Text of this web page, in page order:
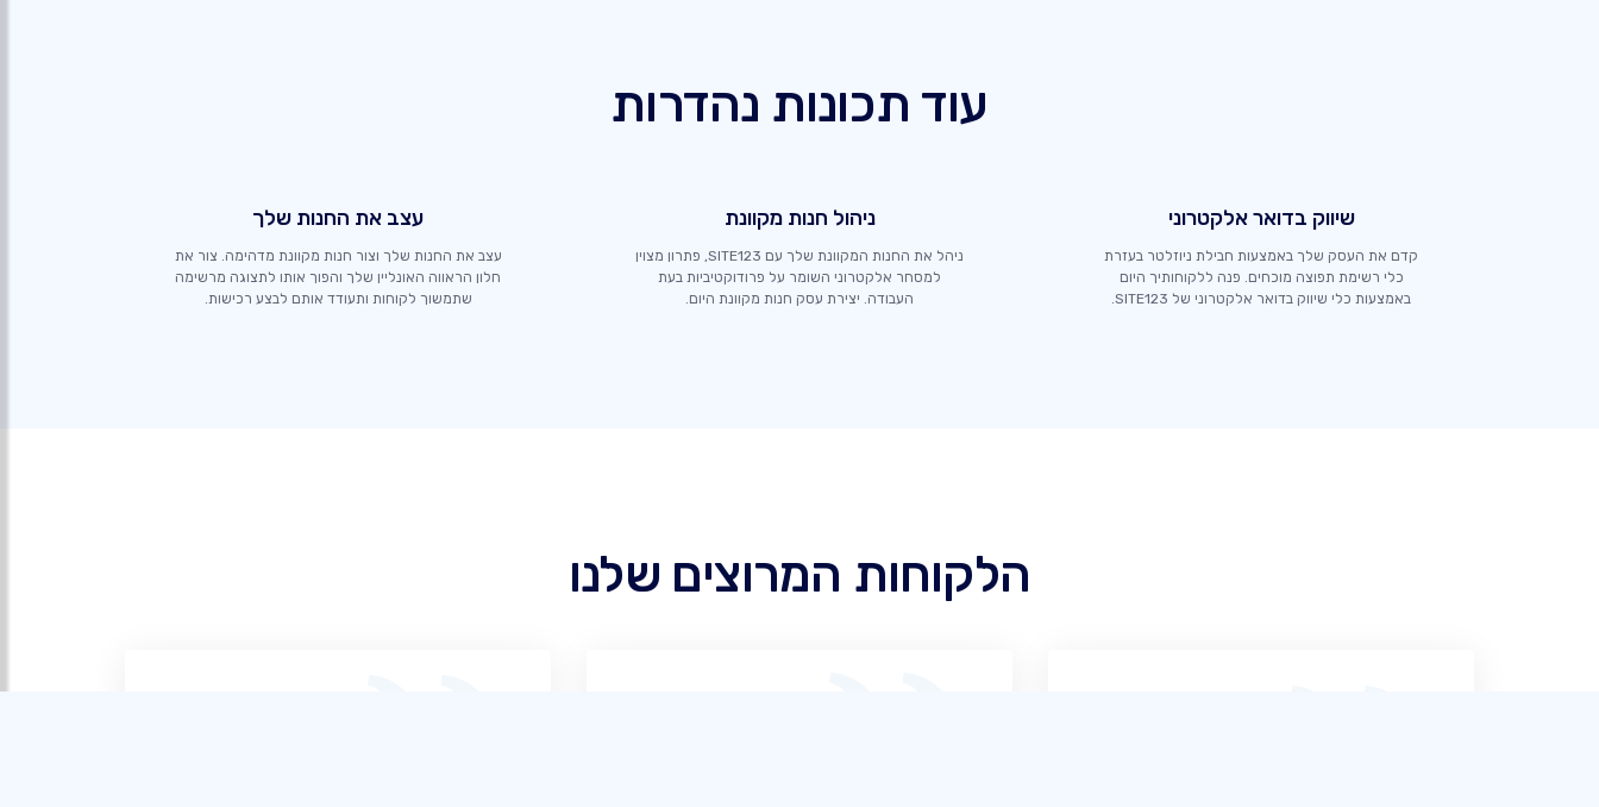
עוד תכונות נהדרות
שיווק בדואר אלקטרוני
קדם את העסק שלך באמצעות חבילת ניוזלטר בעזרת
כלי רשימת תפוצה מוכחים. פנה ללקוחותיך היום
באמצעות כלי שיווק בדואר אלקטרוני של SITE123.
ניהול חנות מקוונת
ניהל את החנות המקוונת שלך עם SITE123, פתרון מצוין
למסחר אלקטרוני השומר על פרודוקטיביות בעת
העבודה. יצירת עסק חנות מקוונת היום.
עצב את החנות שלך
עצב את החנות שלך וצור חנות מקוונת מדהימה. צור את
חלון הראווה האונליין שלך והפוך אותו לתצוגה מרשימה
שתמשוך לקוחות ותעודד אותם לבצע רכישות.
הלקוחות המרוצים שלנו